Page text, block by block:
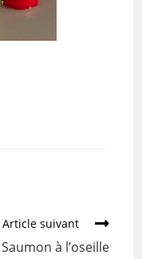
Article suivant
Saumon à l’oseille